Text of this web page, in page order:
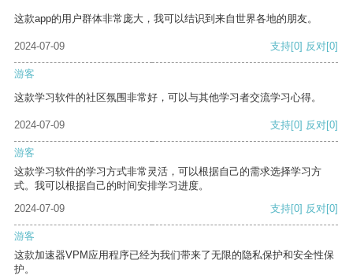
这款app的用户群体非常庞大，我可以结识到来自世界各地的朋友。
2024-07-09 支持[0] 反对[0]
游客
这款学习软件的社区氛围非常好，可以与其他学习者交流学习心得。
2024-07-09 支持[0] 反对[0]
游客
这款学习软件的学习方式非常灵活，可以根据自己的需求选择学习方
式。我可以根据自己的时间安排学习进度。
2024-07-09
支持[0] 反对[0]
游客
这款加速器VPM应用程序已经为我们带来了无限的隐私保护和安全性保
护。